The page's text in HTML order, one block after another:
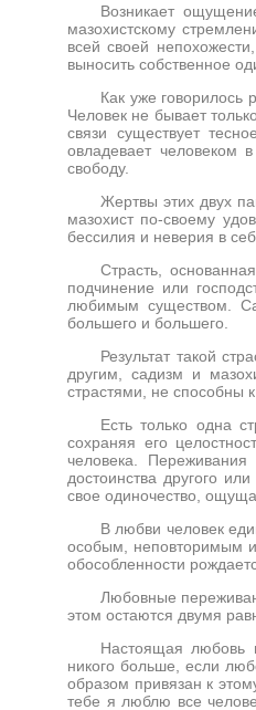
Возникает
мазохистскому
всей своей
выносить собственное
Как уже говорилось
Человек не бывает
связи существует
овладевает человеком
свободу.
Жертвы этих двух
мазохист по-своему
бессилия и неверия в
Страсть,
подчинение или
любимым существом.
большего и большего.
Результат такой
другим, садизм и
страстями, не способны
Есть только одна
сохраняя его
человека.
достоинства другого
свое одиночество,
В любви человек
особым, неповторимым
обособленности
Любовные
этом остаются двумя
Настоящая любовь
никого больше, если
образом привязан к
тебе я люблю все